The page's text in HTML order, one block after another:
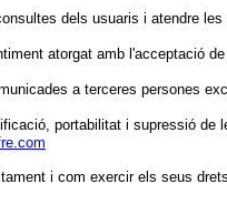
dels usuaris i atendre les
atorgat amb l'acceptació
a terceres persones
portabilitat i supressió
i com exercir els seus